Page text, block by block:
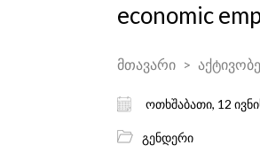
economic
მთავარი
ოთხშაბათი, 12
გენდერი